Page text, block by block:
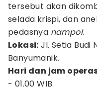
tersebut akan
selada krispi, dan
pedasnya nampol.
Lokasi: Jl. Setia Budi
Banyumanik.
Hari dan jam
- 01.00 WIB.